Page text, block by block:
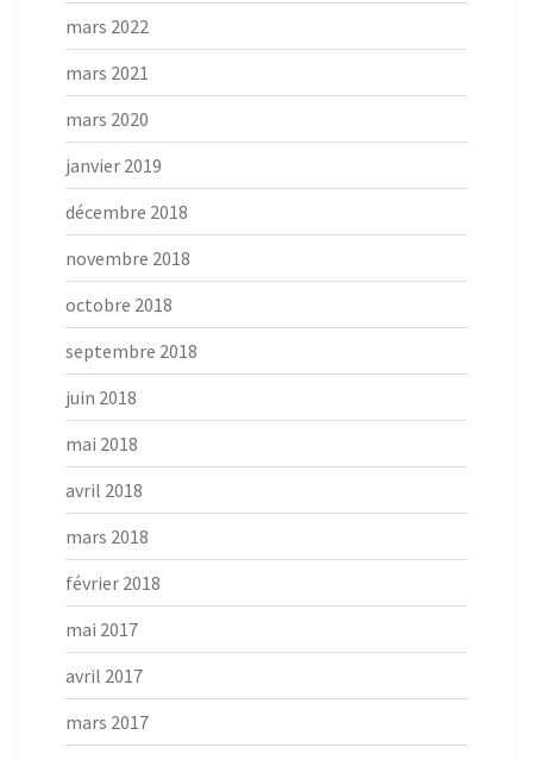
mars 2022
mars 2021
mars 2020
janvier 2019
décembre 2018
novembre 2018
octobre 2018
septembre 2018
juin 2018
mai 2018
avril 2018
mars 2018
février 2018
mai 2017
avril 2017
mars 2017